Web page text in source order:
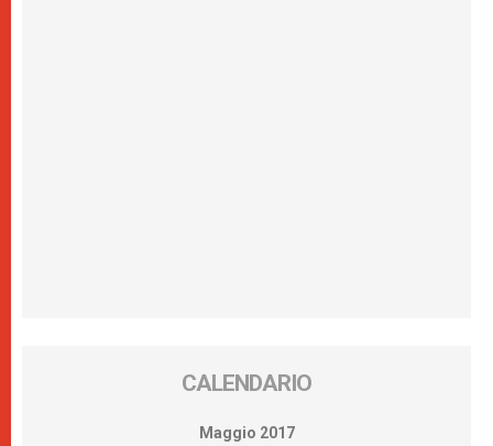
CALENDARIO
Maggio 2017